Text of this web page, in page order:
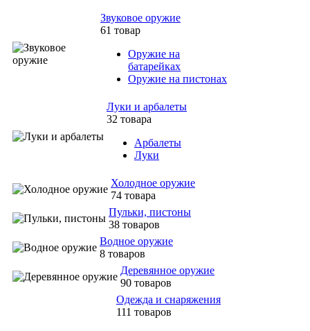
Звуковое оружие
61 товар
Оружие на
батарейках
Оружие на пистонах
Луки и арбалеты
32 товара
Арбалеты
Луки
Холодное оружие
74 товара
Пульки, пистоны
38 товаров
Водное оружие
8 товаров
Деревянное оружие
90 товаров
Одежда и снаряжения
111 товаров